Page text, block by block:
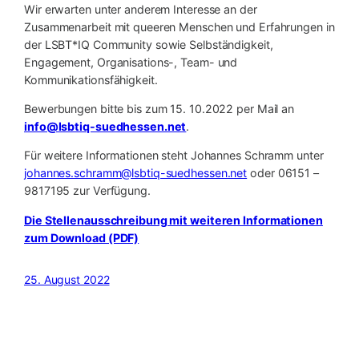
Wir erwarten unter anderem Interesse an der
Zusammenarbeit mit queeren Menschen und Erfahrungen in
der LSBT*IQ Community sowie Selbständigkeit,
Engagement, Organisations-, Team- und
Kommunikationsfähigkeit.
Bewerbungen bitte bis zum 15. 10.2022 per Mail an
info@lsbtiq-suedhessen.net.
Für weitere Informationen steht Johannes Schramm unter
johannes.schramm@lsbtiq-suedhessen.net oder 06151 –
9817195 zur Verfügung.
Die Stellenausschreibung mit weiteren Informationen
zum Download (PDF)
25. August 2022